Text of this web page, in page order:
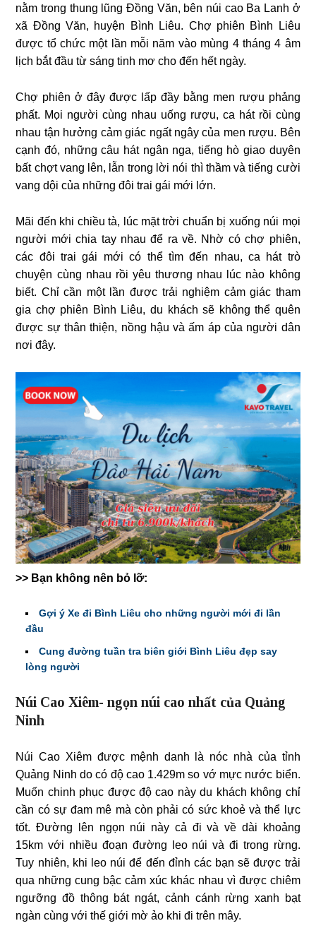
nằm trong thung lũng Đồng Văn, bên núi cao Ba Lanh ở
xã Đồng Văn, huyện Bình Liêu. Chợ phiên Bình Liêu
được tổ chức một lần mỗi năm vào mùng 4 tháng 4 âm
lịch bắt đầu từ sáng tinh mơ cho đến hết ngày.
Chợ phiên ở đây được lấp đầy bằng men rượu phảng
phất. Mọi người cùng nhau uống rượu, ca hát rồi cùng
nhau tận hưởng cảm giác ngất ngây của men rượu. Bên
cạnh đó, những câu hát ngân nga, tiếng hò giao duyên
bất chợt vang lên, lẫn trong lời nói thì thầm và tiếng cười
vang dội của những đôi trai gái mới lớn.
Mãi đến khi chiều tà, lúc mặt trời chuẩn bị xuống núi mọi
người mới chia tay nhau để ra về. Nhờ có chợ phiên,
các đôi trai gái mới có thể tìm đến nhau, ca hát trò
chuyện cùng nhau rồi yêu thương nhau lúc nào không
biết. Chỉ cần một lần được trải nghiệm cảm giác tham
gia chợ phiên Bình Liêu, du khách sẽ không thể quên
được sự thân thiện, nồng hậu và ấm áp của người dân
nơi đây.
>> Bạn không nên bỏ lỡ:
Gợi ý Xe đi Bình Liêu cho những người mới đi lần
đầu
Cung đường tuần tra biên giới Bình Liêu đẹp say
lòng người
Núi Cao Xiêm- ngọn núi cao nhất của Quảng
Ninh
Núi Cao Xiêm được mệnh danh là nóc nhà của tỉnh
Quảng Ninh do có độ cao 1.429m so vớ mực nước biển.
Muốn chinh phục được độ cao này du khách không chỉ
cần có sự đam mê mà còn phải có sức khoẻ và thể lực
tốt. Đường lên ngọn núi này cả đi và về dài khoảng
15km với nhiều đoạn đường leo núi và đi trong rừng.
Tuy nhiên, khi leo núi để đến đỉnh các bạn sẽ được trải
qua những cung bậc cảm xúc khác nhau vì được chiêm
ngưỡng đồ thông bát ngát, cảnh cánh rừng xanh bạt
ngàn cùng với thế giới mờ ảo khi đi trên mây.